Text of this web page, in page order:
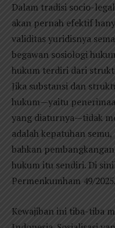
Dalam tradisi socio-
akan pernah efektif
validitas yuridisnya
begawan sosiologi
hukum terdiri dari
Jika substansi dan
hukum—yaitu
yang diaturnya—tidak
adalah kepatuhan
bahkan
hukum itu sendiri. Di
Permenkumham 49/2025.
Kewajiban ini tiba-tiba